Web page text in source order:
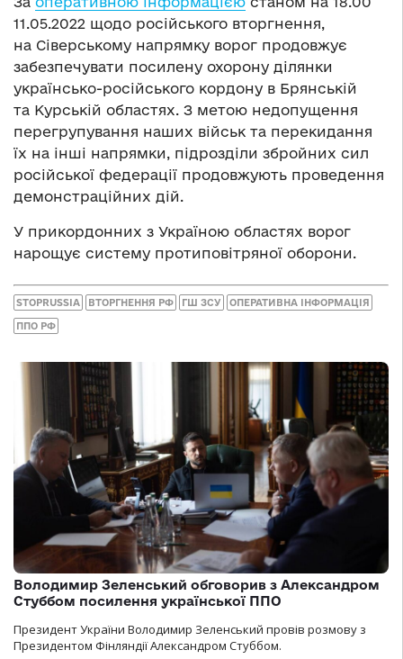
11.05.2022 щодо російського вторгнення,
на Сіверському напрямку ворог продовжує
забезпечувати посилену охорону ділянки
українсько-російського кордону в Брянській
та Курській областях. З метою недопущення
перегрупування наших військ та перекидання
їх на інші напрямки, підрозділи збройних сил
російської федерації продовжують проведення
демонстраційних дій.
У прикордонних з Україною областях ворог
нарощує систему протиповітряної оборони.
STOPRUSSIA ВТОРГНЕННЯ РФ ГШ ЗСУ ОПЕРАТИВНА ІНФОРМАЦІЯ
ППО РФ
Володимир Зеленський обговорив з Александром
Стуббом посилення української ППО
Президент України Володимир Зеленський провів розмову з
Президентом Фінляндії Александром Стуббом.